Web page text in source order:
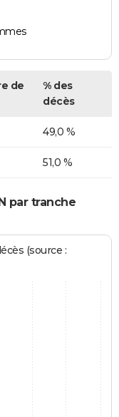
de
% des
décès
49,0 %
51,0 %
par tranche
(source :